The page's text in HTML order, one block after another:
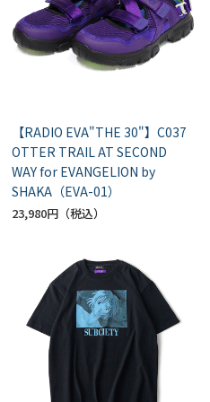
【RADIO EVA"THE 30"】C037
OTTER TRAIL AT SECOND
WAY for EVANGELION by
SHAKA（EVA-01）
23,980円